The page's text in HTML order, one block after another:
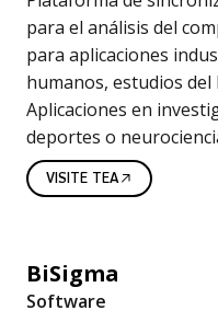
para el análisis del
para aplicaciones
humanos, estudios
Aplicaciones en
deportes o
VISITE TEA
BiSigma
Software